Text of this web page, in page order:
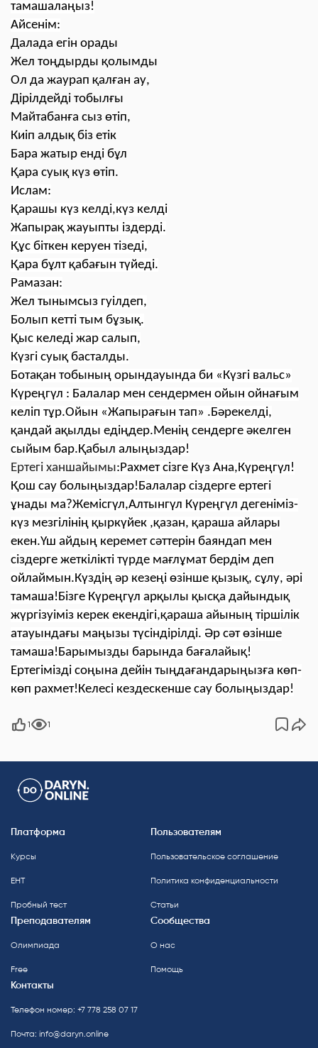
тамашалаңыз!
Айсенім:
Далада егін орады
Жел тоңдырды қолымды
Ол да жаурап қалған ау,
Дірілдейді тобылғы
Майтабанға сыз өтіп,
Киіп алдық біз етік
Бара жатыр енді бұл
Қара суық күз өтіп.
Ислам:
Қарашы күз келді,күз келді
Жапырақ жауыпты іздерді.
Құс біткен керуен тізеді,
Қара бұлт қабағын түйеді.
Рамазан:
Жел тынымсыз гуілдеп,
Болып кетті тым бұзық.
Қыс келеді жар салып,
Күзгі суық басталды.
Ботақан тобының орындауында би «Күзгі вальс»
Күреңгүл : Балалар мен сендермен ойын ойнағым
келіп тұр.Ойын «Жапырағын тап» .Бәрекелді,
қандай ақылды едіңдер.Менің сендерге әкелген
сыйым бар.Қабыл алыңыздар!
Ертегі ханшайымы:Рахмет сізге Күз Ана,Күреңгүл!
Қош сау болыңыздар!Балалар сіздерге ертегі
ұнады ма?Жемісгүл,Алтынгүл Күреңгүл дегеніміз-
күз мезгілінің қыркүйек ,қазан, қараша айлары
екен.Үш айдың керемет сәттерін баяндап мен
сіздерге жеткілікті түрде мағлұмат бердім деп
ойлаймын.Күздің әр кезеңі өзінше қызық, сұлу, әрі
тамаша!Бізге Күреңгүл арқылы қысқа дайындық
жүргізуіміз керек екендігі,қараша айының тіршілік
атауындағы маңызы түсіндірілді. Әр сәт өзінше
тамаша!Барымызды барында бағалайық!
Ертегімізді соңына дейін тыңдағандарыңызға көп-
көп рахмет!Келесі кездескенше сау болыңыздар!
1 1
Платформа
Курсы
ЕНТ
Пробный тест
Пользователям
Пользовательское соглашение
Политика конфиденциальности
Статьи
Преподавателям
Олимпиада
Free
Сообщества
О нас
Помощь
Контакты
Телефон номер: +7 778 258 07 17
Почта: info@daryn.online